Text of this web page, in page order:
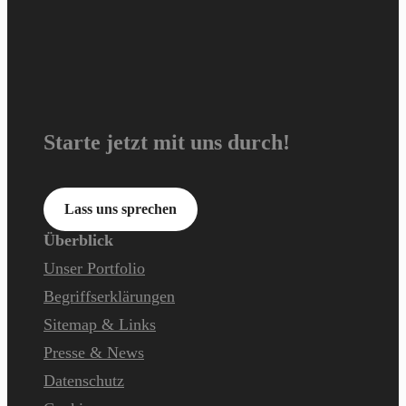
Starte jetzt mit uns durch!
Lass uns sprechen
Überblick
Unser Portfolio
Begriffserklärungen
Sitemap & Links
Presse & News
Datenschutz